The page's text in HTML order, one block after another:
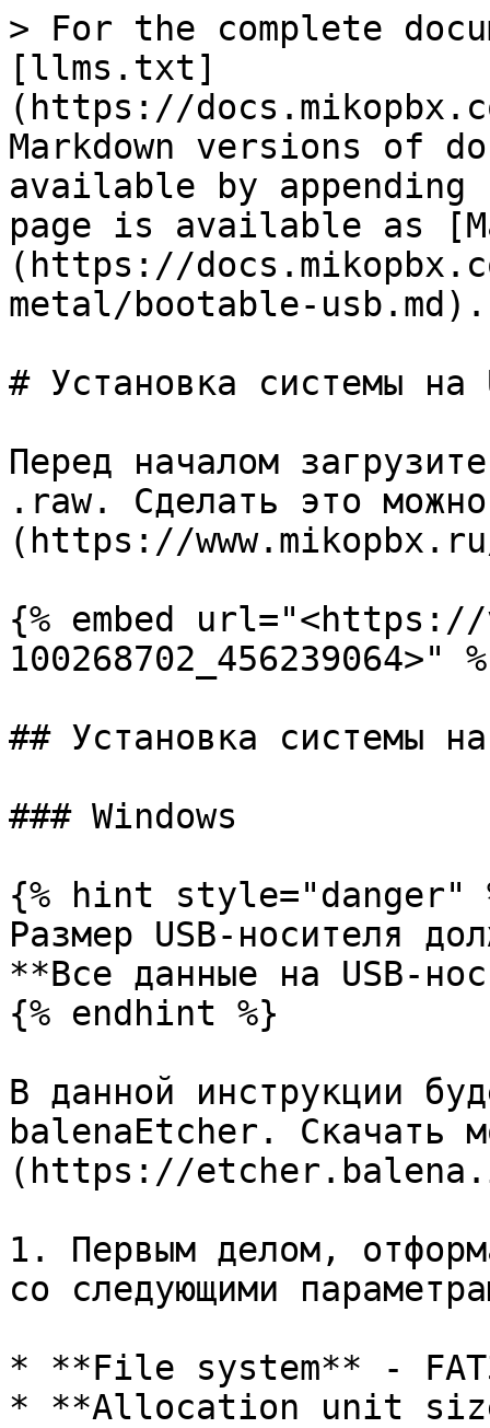
> For the complete
[llms.txt]
(https://
Markdown versions of
available by
page is available as
(https://
metal/bootable-usb.md).
# Установка системы на
Перед началом
.raw. Сделать это
(https://
{% embed
100268702_456239064>"
## Установка системы
### Windows
{% hint style="danger"
Размер USB-носителя
**Все данные на USB-
{% endhint %}
В данной инструкции
balenaEtcher. Скачать
(https://
1. Первым делом,
со следующими
* **File system** -
* **Allocation unit